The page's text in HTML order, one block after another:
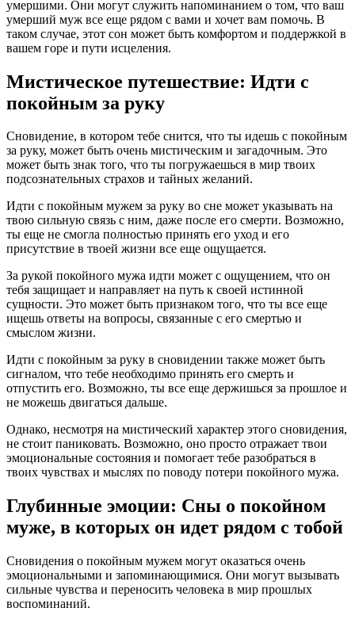
умершими. Они могут служить напоминанием о том, что ваш
умерший муж все еще рядом с вами и хочет вам помочь. В
таком случае, этот сон может быть комфортом и поддержкой в
вашем горе и пути исцеления.
Мистическое путешествие: Идти с
покойным за руку
Сновидение, в котором тебе снится, что ты идешь с покойным
за руку, может быть очень мистическим и загадочным. Это
может быть знак того, что ты погружаешься в мир твоих
подсознательных страхов и тайных желаний.
Идти с покойным мужем за руку во сне может указывать на
твою сильную связь с ним, даже после его смерти. Возможно,
ты еще не смогла полностью принять его уход и его
присутствие в твоей жизни все еще ощущается.
За рукой покойного мужа идти может с ощущением, что он
тебя защищает и направляет на путь к своей истинной
сущности. Это может быть признаком того, что ты все еще
ищешь ответы на вопросы, связанные с его смертью и
смыслом жизни.
Идти с покойным за руку в сновидении также может быть
сигналом, что тебе необходимо принять его смерть и
отпустить его. Возможно, ты все еще держишься за прошлое и
не можешь двигаться дальше.
Однако, несмотря на мистический характер этого сновидения,
не стоит паниковать. Возможно, оно просто отражает твои
эмоциональные состояния и помогает тебе разобраться в
твоих чувствах и мыслях по поводу потери покойного мужа.
Глубинные эмоции: Сны о покойном
муже, в которых он идет рядом с тобой
Сновидения о покойным мужем могут оказаться очень
эмоциональными и запоминающимися. Они могут вызывать
сильные чувства и переносить человека в мир прошлых
воспоминаний.